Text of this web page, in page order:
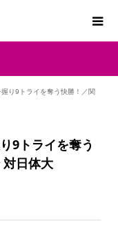
握り9トライを奪う快勝！／関
9トライを奪う
対日体大